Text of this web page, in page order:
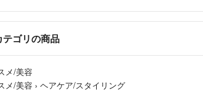
テゴリの商品
メ/美容
メ/美容 › ヘアケア/スタイリング